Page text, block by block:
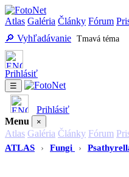
Atlas Galéria Články Fórum
🔎 Vyhľadávanie Tmavá téma
Prihlásiť
☰
Prihlásiť
Menu
×
Atlas Galéria Články Fórum
ATLAS
› Fungi ›